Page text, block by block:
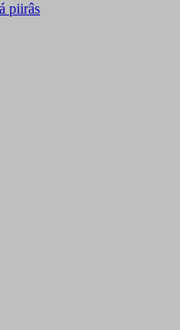
piirâs